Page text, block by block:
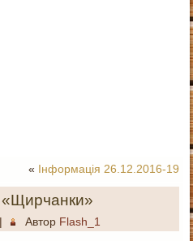
« Інформація 26.12.2016-19
«Щирчанки»
| Автор Flash_1